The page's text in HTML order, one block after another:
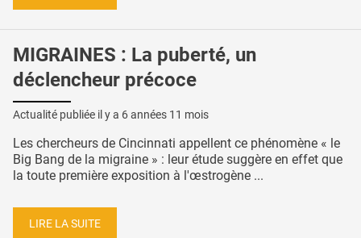
MIGRAINES : La puberté, un
déclencheur précoce
Actualité publiée il y a 6 années 11 mois
Les chercheurs de Cincinnati appellent ce phénomène « le
Big Bang de la migraine » : leur étude suggère en effet que
la toute première exposition à l'œstrogène ...
LIRE LA SUITE